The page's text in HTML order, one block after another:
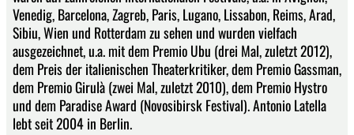
Venedig, Barcelona, Zagreb, Paris, Lugano, Lissabon, Reims, Arad,
Sibiu, Wien und Rotterdam zu sehen und wurden vielfach
ausgezeichnet, u.a. mit dem Premio Ubu (drei Mal, zuletzt 2012),
dem Preis der italienischen Theaterkritiker, dem Premio Gassman,
dem Premio Girulà (zwei Mal, zuletzt 2010), dem Premio Hystro
und dem Paradise Award (Novosibirsk Festival). Antonio Latella
lebt seit 2004 in Berlin.